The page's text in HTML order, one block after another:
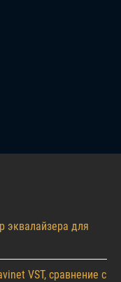
эквалайзера для
VST, сравнение с